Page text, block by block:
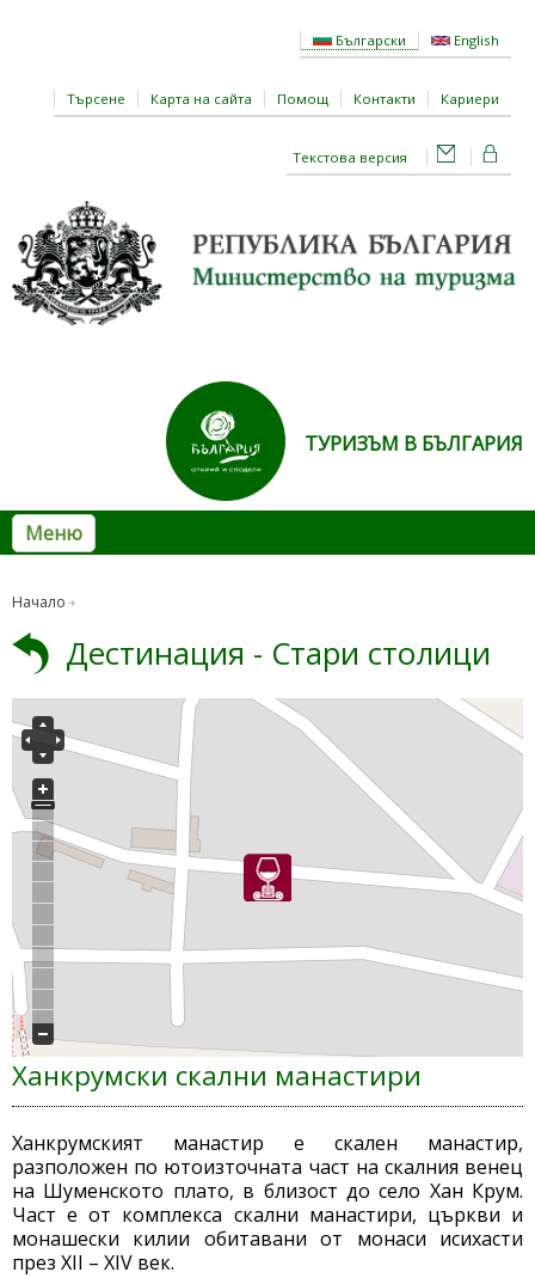
Български English
Търсене Карта на сайта Помощ Контакти Кариери
Текстова версия
ТУРИЗЪМ В БЪЛГАРИЯ
Меню
Начало
Дестинация - Стари столици
Ханкрумски скални манастири
Ханкрумският манастир е скален манастир,
разположен по ютоизточната част на скалния венец
на Шуменското плато, в близост до село Хан Крум.
Част е от комплекса скални манастири, църкви и
монашески килии обитавани от монаси исихасти
през XII – XIV век.